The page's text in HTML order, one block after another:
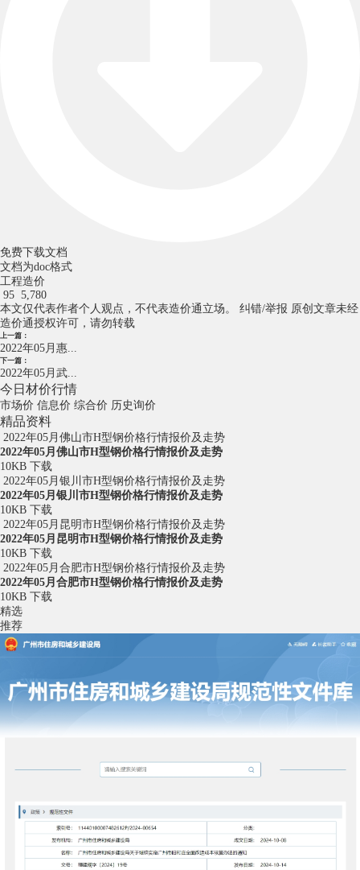
免费下载文档
文档为doc格式
工程造价
95 5,780
本文仅代表作者个人观点，不代表造价通立场。 纠错/举报 原创文章未经
造价通授权许可，请勿转载
上一篇：
2022年05月惠...
下一篇：
2022年05月武...
今日材价行情
市场价 信息价 综合价 历史询价
精品资料
2022年05月佛山市H型钢价格行情报价及走势
2022年05月佛山市H型钢价格行情报价及走势
10KB 下载
2022年05月银川市H型钢价格行情报价及走势
2022年05月银川市H型钢价格行情报价及走势
10KB 下载
2022年05月昆明市H型钢价格行情报价及走势
2022年05月昆明市H型钢价格行情报价及走势
10KB 下载
2022年05月合肥市H型钢价格行情报价及走势
2022年05月合肥市H型钢价格行情报价及走势
10KB 下载
精选
推荐